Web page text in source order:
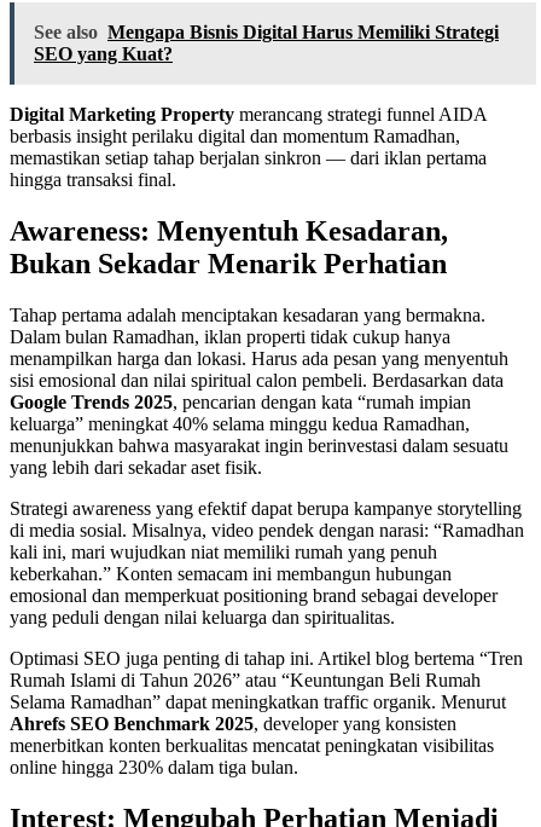
See also Mengapa Bisnis Digital Harus Memiliki Strategi
SEO yang Kuat?
Digital Marketing Property merancang strategi funnel AIDA
berbasis insight perilaku digital dan momentum Ramadhan,
memastikan setiap tahap berjalan sinkron — dari iklan pertama
hingga transaksi final.
Awareness: Menyentuh Kesadaran,
Bukan Sekadar Menarik Perhatian
Tahap pertama adalah menciptakan kesadaran yang bermakna.
Dalam bulan Ramadhan, iklan properti tidak cukup hanya
menampilkan harga dan lokasi. Harus ada pesan yang menyentuh
sisi emosional dan nilai spiritual calon pembeli. Berdasarkan data
Google Trends 2025, pencarian dengan kata “rumah impian
keluarga” meningkat 40% selama minggu kedua Ramadhan,
menunjukkan bahwa masyarakat ingin berinvestasi dalam sesuatu
yang lebih dari sekadar aset fisik.
Strategi awareness yang efektif dapat berupa kampanye storytelling
di media sosial. Misalnya, video pendek dengan narasi: “Ramadhan
kali ini, mari wujudkan niat memiliki rumah yang penuh
keberkahan.” Konten semacam ini membangun hubungan
emosional dan memperkuat positioning brand sebagai developer
yang peduli dengan nilai keluarga dan spiritualitas.
Optimasi SEO juga penting di tahap ini. Artikel blog bertema “Tren
Rumah Islami di Tahun 2026” atau “Keuntungan Beli Rumah
Selama Ramadhan” dapat meningkatkan traffic organik. Menurut
Ahrefs SEO Benchmark 2025, developer yang konsisten
menerbitkan konten berkualitas mencatat peningkatan visibilitas
online hingga 230% dalam tiga bulan.
Interest: Mengubah Perhatian Menjadi